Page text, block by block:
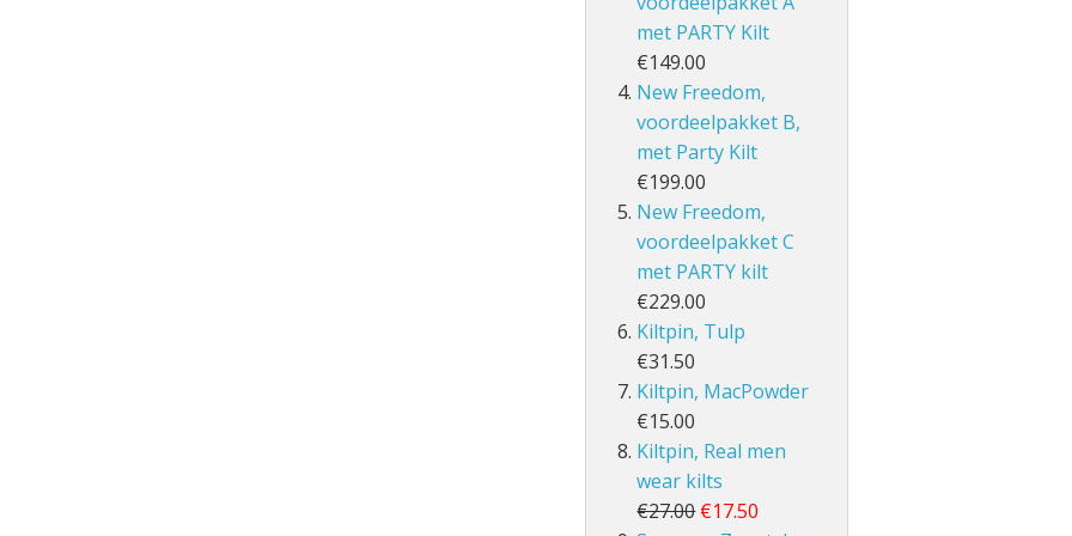
met PARTY Kilt
€149.00
New Freedom,
voordeelpakket B,
met Party Kilt
€199.00
New Freedom,
voordeelpakket C
met PARTY kilt
€229.00
Kiltpin, Tulp
€31.50
Kiltpin, MacPowder
€15.00
Kiltpin, Real men
wear kilts
€27.00 €17.50